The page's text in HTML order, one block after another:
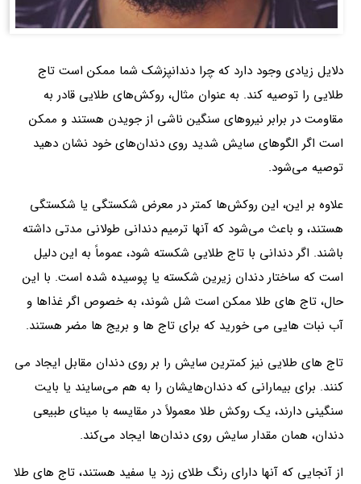
دلایل زیادی وجود دارد که چرا دندانپزشک شما ممکن است تاج
طلایی را توصیه کند. به عنوان مثال، روکش‌های طلایی قادر به
مقاومت در برابر نیروهای سنگین ناشی از جویدن هستند و ممکن
است اگر الگوهای سایش شدید روی دندان‌های خود نشان دهید
توصیه می‌شود.
علاوه بر این، این روکش‌ها کمتر در معرض شکستگی یا شکستگی
هستند، و باعث می‌شود که آنها ترمیم دندانی طولانی مدتی داشته
باشند. اگر دندانی با تاج طلایی شکسته شود، عموماً به این دلیل
است که ساختار دندان زیرین شکسته یا پوسیده شده است. با این
حال، تاج های طلا ممکن است شل شوند، به خصوص اگر غذاها و
آب نبات هایی می خورید که برای تاج ها و بریج ها مضر هستند.
تاج های طلایی نیز کمترین سایش را بر روی دندان مقابل ایجاد می
کنند. برای بیمارانی که دندان‌هایشان را به هم می‌سایند یا بایت
سنگینی دارند، یک روکش طلا معمولاً در مقایسه با مینای طبیعی
دندان، همان مقدار سایش روی دندان‌ها ایجاد می‌کند.
از آنجایی که آنها دارای رنگ طلای زرد یا سفید هستند، تاج های طلا